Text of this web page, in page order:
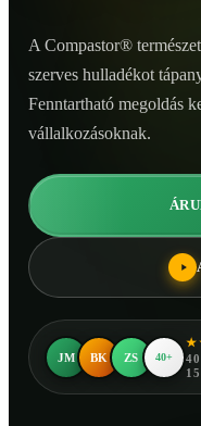
A Compastor®
szerves hulladékot
Fenntartható megoldás
vállalkozásoknak.
JM BK ZS 40+